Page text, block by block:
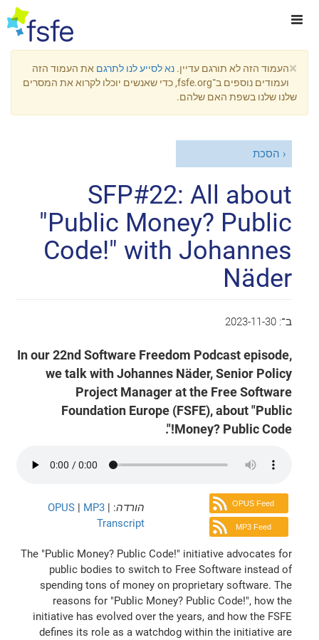
×העמוד הזה לא תורגם עדיין. נא לסייע לנו לתרגם את העמוד הזה
ועמודים נוספים ב־fsfe.org, כדי שאנשים יוכלו לקרוא את המסרים
שלנו שלנו בשפת האם שלהם.
הסכת
SFP#22: All about
"Public Money? Public
Code!" with Johannes
Näder
ב־:2023-11-30
In our 22nd Software Freedom Podcast episode,
we talk with Johannes Näder, Senior Policy
Project Manager at the Free Software
Foundation Europe (FSFE), about "Public
Money? Public Code!".
OPUS Feed
MP3 Feed
הורדה:
OPUS | MP3 |
Transcript
The "Public Money? Public Code!" initiative advocates for
public bodies to switch to Free Software instead of
spending tons of money on proprietary software. The
reasons for "Public Money? Public Code!", how the
initiative has evolved over the years, and how the FSFE
defines its role as a watchdog within the initiative are